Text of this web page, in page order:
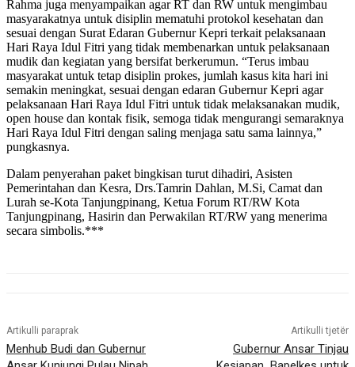
Rahma juga menyampaikan agar RT dan RW untuk mengimbau
masyarakatnya untuk disiplin mematuhi protokol kesehatan dan
sesuai dengan Surat Edaran Gubernur Kepri terkait pelaksanaan
Hari Raya Idul Fitri yang tidak membenarkan untuk pelaksanaan
mudik dan kegiatan yang bersifat berkerumun. “Terus imbau
masyarakat untuk tetap disiplin prokes, jumlah kasus kita hari ini
semakin meningkat, sesuai dengan edaran Gubernur Kepri agar
pelaksanaan Hari Raya Idul Fitri untuk tidak melaksanakan mudik,
open house dan kontak fisik, semoga tidak mengurangi semaraknya
Hari Raya Idul Fitri dengan saling menjaga satu sama lainnya,”
pungkasnya.
Dalam penyerahan paket bingkisan turut dihadiri, Asisten
Pemerintahan dan Kesra, Drs.Tamrin Dahlan, M.Si, Camat dan
Lurah se-Kota Tanjungpinang, Ketua Forum RT/RW Kota
Tanjungpinang, Hasirin dan Perwakilan RT/RW yang menerima
secara simbolis.***
Artikulli paraprak
Menhub Budi dan Gubernur
Artikulli tjetër
Gubernur Ansar Tinjau